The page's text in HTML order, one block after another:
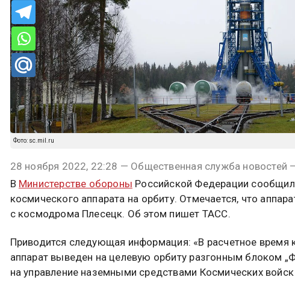
Фото: sc.mil.ru
28 ноября 2022, 22:28 — Общественная служба новостей
В Министерстве обороны Российской Федерации
космического аппарата на орбиту. Отмечается, что
с космодрома Плесецк. Об этом пишет ТАСС.
Приводится следующая информация: «В расчетное время
аппарат выведен на целевую орбиту разгонным блоком
на управление наземными средствами Космических